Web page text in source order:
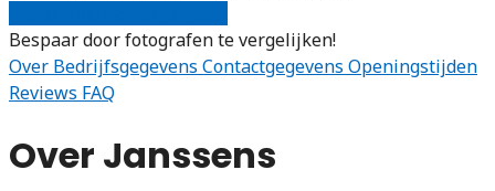
Bespaar door fotografen te vergelijken!
Over Bedrijfsgegevens Contactgegevens Openingstijden
Reviews FAQ
Over Janssens